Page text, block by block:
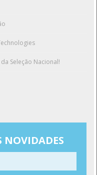
Seleção Nacional!
NOVIDADES